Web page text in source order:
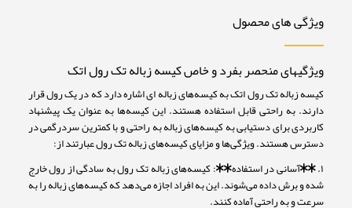
ویژگی های محصول
ویژگیهای منحصر بفرد و خاص کیسه زباله تک رول اتک
کیسه زباله تک رول اتک به کیسه‌های زباله ای اشاره دارد که در یک رول قرار
دارند. به راحتی قابل استفاده هستند. این کیسه‌ها به عنوان یک پیشنهاد
کاربردی برای دستیابی به کیسه‌های زباله به راحتی و با کمترین سردرگمی در
دسترس هستند. ویژگی‌ها و مزایای کیسه‌های زباله تک رول عبارتند از:
۱. **آسانی در استفاده**: کیسه‌های زباله تک رول به سادگی از رول خارج
شده و برش داده می‌شوند. این به افراد اجازه می‌دهد که کیسه‌های زباله را به
سرعت و به راحتی آماده کنند.